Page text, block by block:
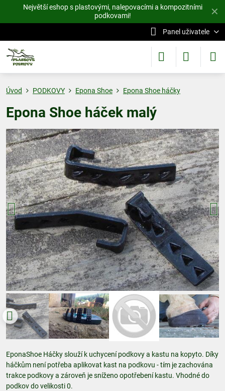
✕
Největší eshop s plastovými, nalepovacími a kompozitními
podkovami!
Panel uživatele
Úvod PODKOVY Epona Shoe Epona Shoe háčky
Epona Shoe háček malý
EponaShoe Háčky slouží k uchycení podkovy a kastu na kopyto. Díky
háčkům není potřeba aplikovat kast na podkovu - tím je zachována
trakce podkovy a zároveň je sníženo opotřebení kastu. Vhodné do
podkov do velikosti 0.